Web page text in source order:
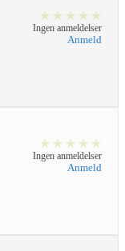
★ ★ ★ ★ ★
Ingen anmeldelser
Anmeld
★ ★ ★ ★ ★
Ingen anmeldelser
Anmeld